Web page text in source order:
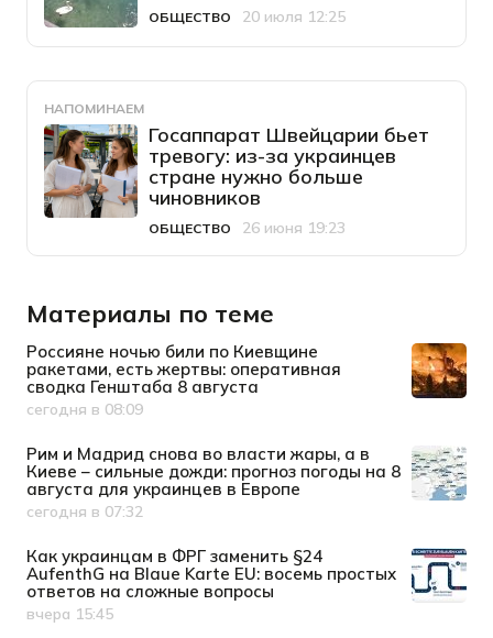
Категория
ОБЩЕСТВО
Дата публикации
20 июля 12:25
НАПОМИНАЕМ
Госаппарат Швейцарии бьет
тревогу: из-за украинцев
стране нужно больше
чиновников
Категория
ОБЩЕСТВО
Дата публикации
26 июня 19:23
Материалы по теме
Россияне ночью били по Киевщине
ракетами, есть жертвы: оперативная
сводка Генштаба 8 августа
Дата публикации
сегодня в 08:09
Рим и Мадрид снова во власти жары, а в
Киеве – сильные дожди: прогноз погоды на 8
августа для украинцев в Европе
Дата публикации
сегодня в 07:32
Как украинцам в ФРГ заменить §24
AufenthG на Blaue Karte EU: восемь простых
ответов на сложные вопросы
Дата публикации
вчера 15:45